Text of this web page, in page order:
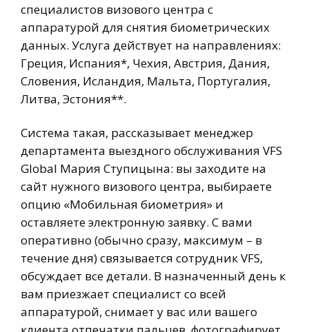
специалистов визового центра с
аппаратурой для снятия биометрических
данных. Услуга действует на направлениях:
Греция, Испания*, Чехия, Австрия, Дания,
Словения, Исландия, Мальта, Португалия,
Литва, Эстония**.
Система такая, рассказывает менеджер
департамента выездного обслуживания VFS
Global Мария Ступицына: вы заходите на
сайт нужного визового центра, выбираете
опцию «Мобильная биометрия» и
оставляете электронную заявку. С вами
оперативно (обычно сразу, максимум – в
течение дня) связывается сотрудник VFS,
обсуждает все детали. В назначенный день к
вам приезжает специалист со всей
аппаратурой, снимает у вас или вашего